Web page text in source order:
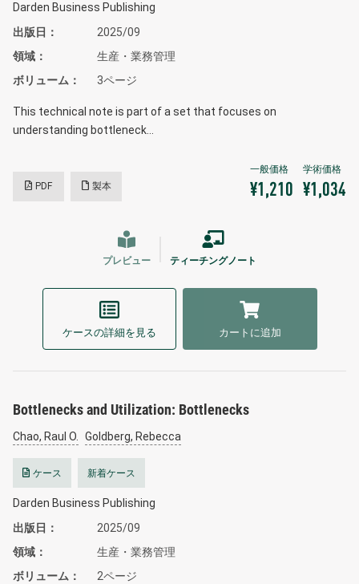
Darden Business Publishing
出版日
2025/09
領域
生産・業務管理
ボリューム
3ページ
This technical note is part of a set that focuses on
understanding bottleneck…
PDF 製本 ¥1,210 ¥1,034
プレビュー ティーチングノート
ケースの詳細を見る カートに追加
Bottlenecks and Utilization: Bottlenecks
Chao, Raul O. Goldberg, Rebecca
ケース 新着ケース
Darden Business Publishing
出版日
2025/09
領域
生産・業務管理
ボリューム
2ページ